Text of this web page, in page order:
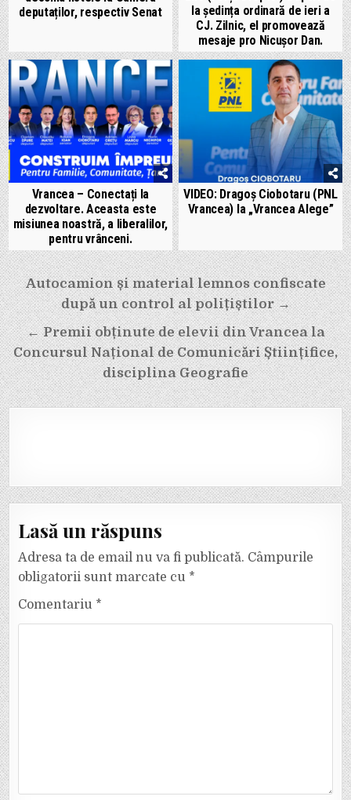
deputaților, respectiv Senat
la ședința ordinară de ieri a
CJ. Zilnic, el promovează
mesaje pro Nicușor Dan.
Vrancea – Conectați la
dezvoltare. Aceasta este
misiunea noastră, a liberalilor,
pentru vrânceni.
VIDEO: Dragoș Ciobotaru (PNL
Vrancea) la „Vrancea Alege”
Navigare
în
articole
Autocamion și material lemnos confiscate
după un control al polițiștilor →
← Premii obținute de elevii din Vrancea la
Concursul Național de Comunicări Științifice,
disciplina Geografie
Lasă un răspuns
Adresa ta de email nu va fi publicată. Câmpurile
obligatorii sunt marcate cu *
Comentariu *